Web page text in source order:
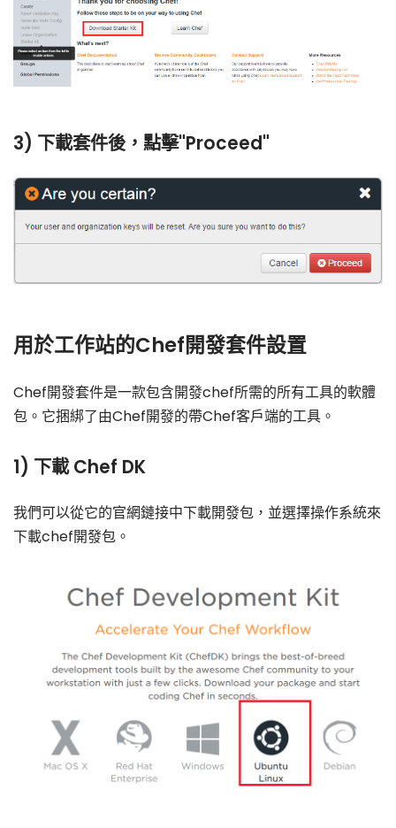
3) 下載套件後，點擊"Proceed"
用於工作站的Chef開發套件設置
Chef開發套件是一款包含開發chef所需的所有工具的軟體
包。它捆綁了由Chef開發的帶Chef客戶端的工具。
1) 下載 Chef DK
我們可以從它的官網鏈接中下載開發包，並選擇操作系統來
下載chef開發包。